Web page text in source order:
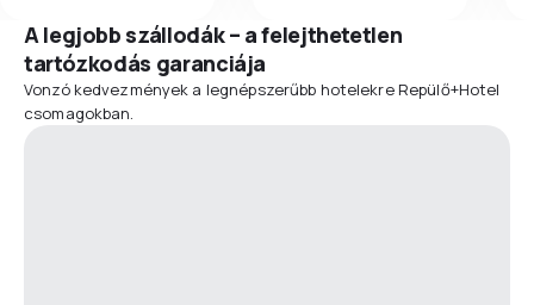
A legjobb szállodák – a felejthetetlen
tartózkodás garanciája
Vonzó kedvezmények a legnépszerűbb hotelekre Repülő+Hotel
csomagokban.